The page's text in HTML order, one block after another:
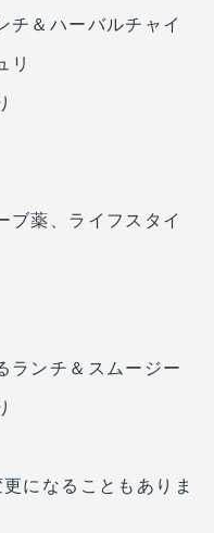
チ＆ハーバルチャイ
リ
ブ薬、ライフスタイ
ランチ＆スムージー
になることもありま